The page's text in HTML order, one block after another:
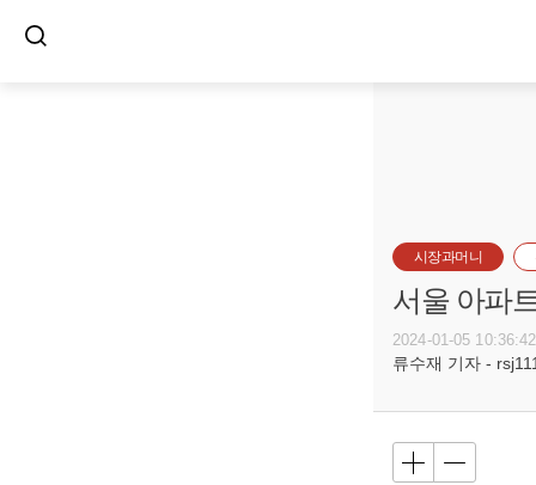
시장과머니
서울 아파
2024-01-05 10:36:42
류수재 기자 -